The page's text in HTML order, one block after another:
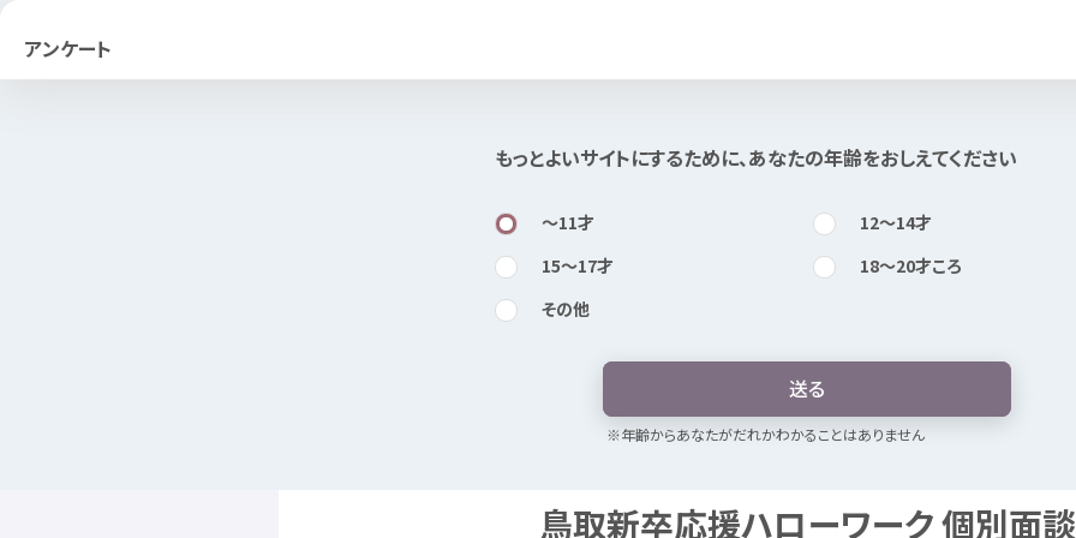
アンケート
もっとよいサイトにするために、あなたの年齢をおしえてください
〜11才 12〜14才
15〜17才 18〜20才ころ
その他
送る
※年齢からあなたがだれかわかることはありません
このページは公開情報をもとにMexで作成しました
鳥取新卒応援ハローワーク個別面談